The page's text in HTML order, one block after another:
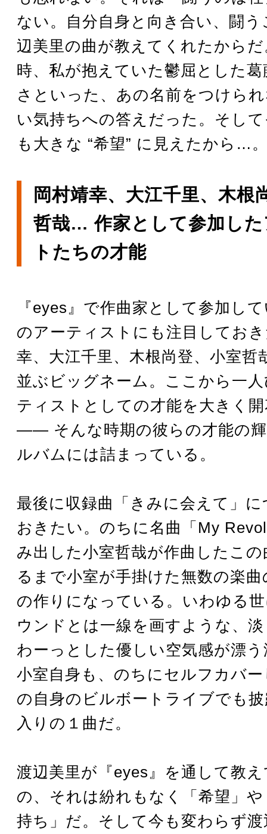
ない。自分自身と向き合い、闘
辺美里の曲が教えてくれたから
時、私が抱えていた鬱屈とした
さといった、あの名前をつけら
い気持ちへの答えだった。そし
も大きな “希望” に見えたから…
岡村靖幸、大江千里、木根
哲哉… 作家として参加し
トたちの才能
『eyes』で作曲家として参加し
のアーティストにも注目してお
幸、大江千里、木根尚登、小室
並ぶビッグネーム。ここから一
ティストとしての才能を大きく
―― そんな時期の彼らの才能の
ルバムには詰まっている。
最後に収録曲「きみに会えて」
おきたい。のちに名曲「My
み出した小室哲哉が作曲したこ
るまで小室が手掛けた無数の楽
の作りになっている。いわゆる
ウンドとは一線を画すような、
わーっとした優しい空気感が漂
小室自身も、のちにセルフカバ
の自身のビルボートライブでも
入りの１曲だ。
渡辺美里が『eyes』を通して教
の、それは紛れもなく「希望」
持ち」だ。そして今も変わらず